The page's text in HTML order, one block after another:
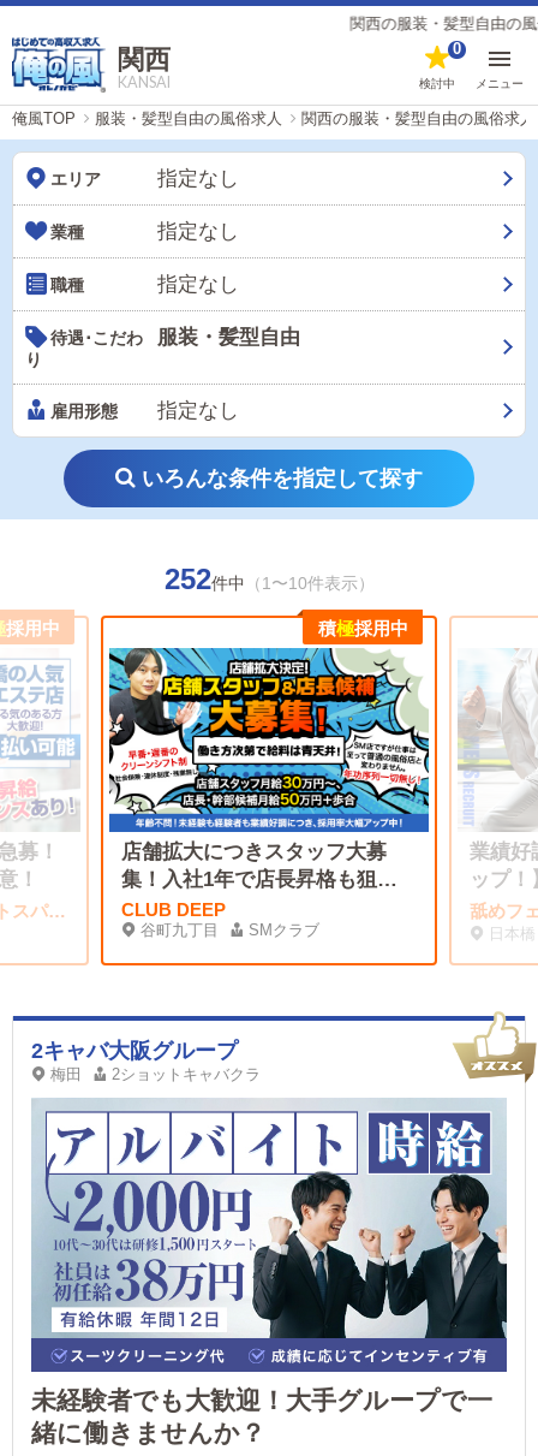
関西の服装・髪型自由の風俗男性求人【俺
関西
KANSAI 検討中
0
メニュー
俺風TOP 服装・髪型自由の風俗求人 関西の服装・髪型自由の風俗求人
エリア 指定なし
業種 指定なし
職種 指定なし
待遇･こだわ
り
服装・髪型自由
雇用形態 指定なし
いろんな条件を指定して探す
252件中 （1〜10件表示）
募！
！
REST SPA PREMIUM(レストスパプレミアム)
採用中
店舗拡大につきスタッフ大募
集！入社1年で店長昇格も狙え
る！
CLUB DEEP
谷町九丁目 SMクラブ
積極採用中
業績好
ップ
舐めフ
日本橋
2キャバ大阪グループ
梅田 2ショットキャバクラ
未経験者でも大歓迎！大手グループで一
緒に働きませんか？